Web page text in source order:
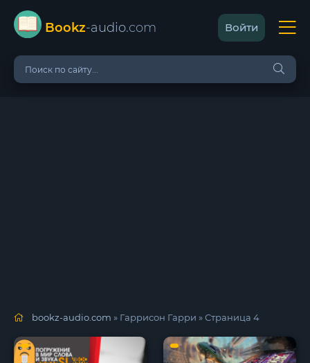
Bookz-audio.com Войти
bookz-audio.com » Гаррисон Гарри » Страница 4